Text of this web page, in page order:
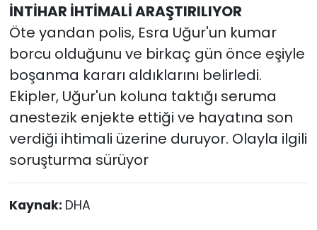
İNTİHAR İHTİMALİ ARAŞTIRILIYOR
Öte yandan polis, Esra Uğur'un kumar
borcu olduğunu ve birkaç gün önce eşiyle
boşanma kararı aldıklarını belirledi.
Ekipler, Uğur'un koluna taktığı seruma
anestezik enjekte ettiği ve hayatına son
verdiği ihtimali üzerine duruyor. Olayla ilgili
soruşturma sürüyor
Kaynak: DHA